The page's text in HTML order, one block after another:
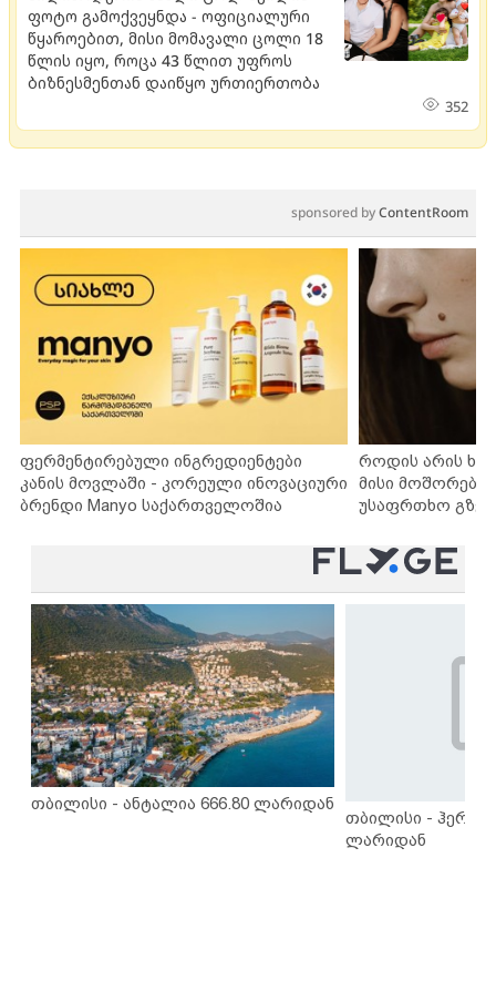
ფოტო გამოქვეყნდა - ოფიციალური
წყაროებით, მისი მომავალი ცოლი 18
წლის იყო, როცა 43 წლით უფროს
ბიზნესმენთან დაიწყო ურთიერთობა
352
sponsored byContentRoom
ფერმენტირებული ინგრედიენტები
კანის მოვლაში - კორეული ინოვაციური
ბრენდი Manyo საქართველოშია
როდის არის
მისი
უსაფრთხო
თბილისი - ანტალია 666.80 ლარიდან
თბილისი -
ლარიდან